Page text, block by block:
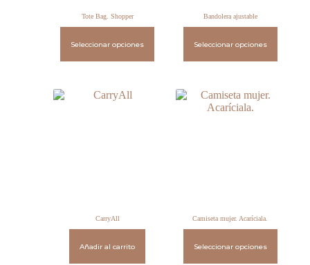
Tote Bag. Shopper
Seleccionar opciones
Bandolera ajustable
Seleccionar opciones
CarryAll
Añadir al carrito
Camiseta mujer. Acaríciala.
Seleccionar opciones